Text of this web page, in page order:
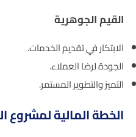
القيم الجوهرية
الابتكار في تقديم الخدمات.
الجودة لرضا العملاء.
التميز والتطوير المستمر.
الخطة المالية لمشروع